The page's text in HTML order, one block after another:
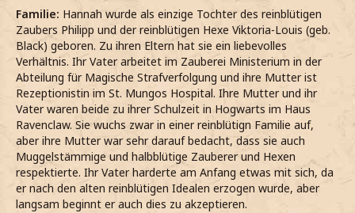
Familie: Hannah wurde als einzige Tochter des reinblütigen
Zaubers Philipp und der reinblütigen Hexe Viktoria-Louis (geb.
Black) geboren. Zu ihren Eltern hat sie ein liebevolles
Verhältnis. Ihr Vater arbeitet im Zauberei Ministerium in der
Abteilung für Magische Strafverfolgung und ihre Mutter ist
Rezeptionistin im St. Mungos Hospital. Ihre Mutter und ihr
Vater waren beide zu ihrer Schulzeit in Hogwarts im Haus
Ravenclaw. Sie wuchs zwar in einer reinblütign Familie auf,
aber ihre Mutter war sehr darauf bedacht, dass sie auch
Muggelstämmige und halbblütige Zauberer und Hexen
respektierte. Ihr Vater harderte am Anfang etwas mit sich, da
er nach den alten reinblütigen Idealen erzogen wurde, aber
langsam beginnt er auch dies zu akzeptieren.